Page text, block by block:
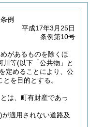
例
平成17年3月25日
条例第10号
があるものを除くほ
川等(以下「公共物」と
定めることにより、公
を目的とする。
は、町有財産であっ
が適用されない道路及